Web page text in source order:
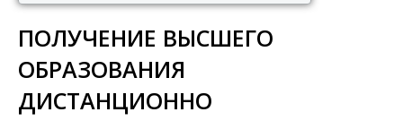
ПОЛУЧЕНИЕ ВЫСШЕГО
ОБРАЗОВАНИЯ
ДИСТАНЦИОННО